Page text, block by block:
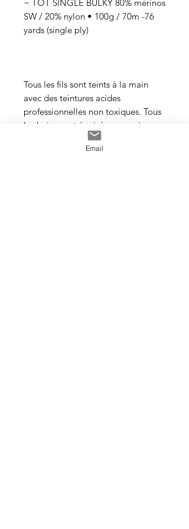
~ TOT SINGLE BULKY 80% mérinos
SW / 20% nylon • 100g / 70m -76
yards (single ply)
Tous les fils sont teints à la main
avec des teintures acides
professionnelles non toxiques. Tous
les bains sont épuisés au maximum.
Il se peut que les couleurs
dégorgent un peu aux premiers
Email